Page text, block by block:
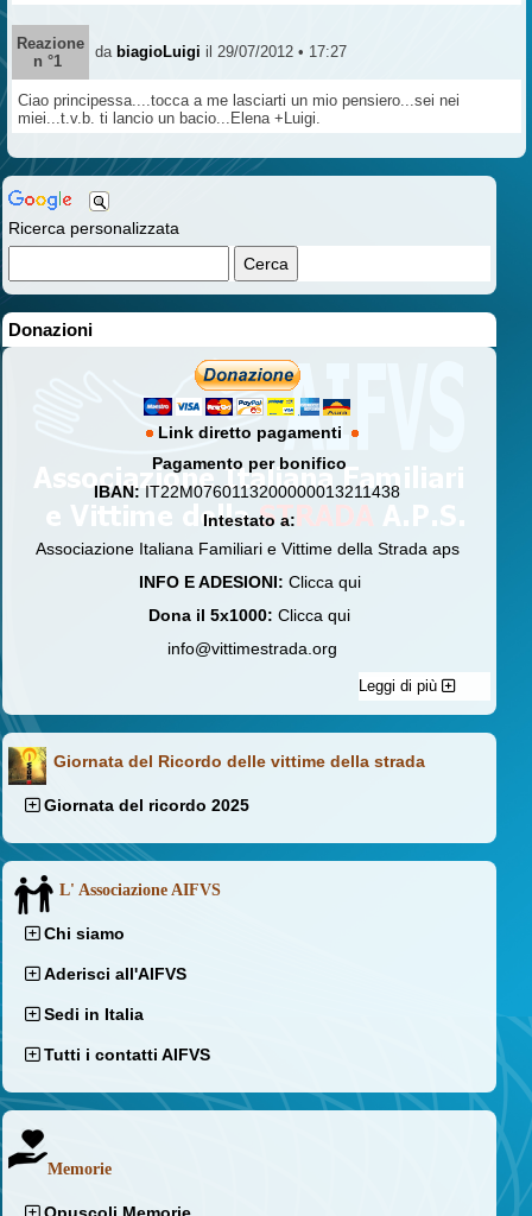
Ricerca personalizzata
Donazioni
Link diretto pagamenti
Pagamento per bonifico
IBAN:IT22M0760113200000013211438
Intestato a:
Associazione Italiana Familiari e Vittime della Strada aps
INFO E ADESIONI: Clicca qui
Dona il 5x1000: Clicca qui
info@vittimestrada.org
Leggi di più
Giornata del Ricordo delle vittime della strada
Giornata del ricordo 2025
L' Associazione AIFVS
Chi siamo
Aderisci all'AIFVS
Sedi in Italia
Tutti i contatti AIFVS
Memorie
Reazione
n °1
da biagioLuigi il 29/07/2012 • 17:27
Ciao principessa....tocca a me lasciarti un mio pensiero...sei nei
miei...t.v.b. ti lancio un bacio...Elena +Luigi.